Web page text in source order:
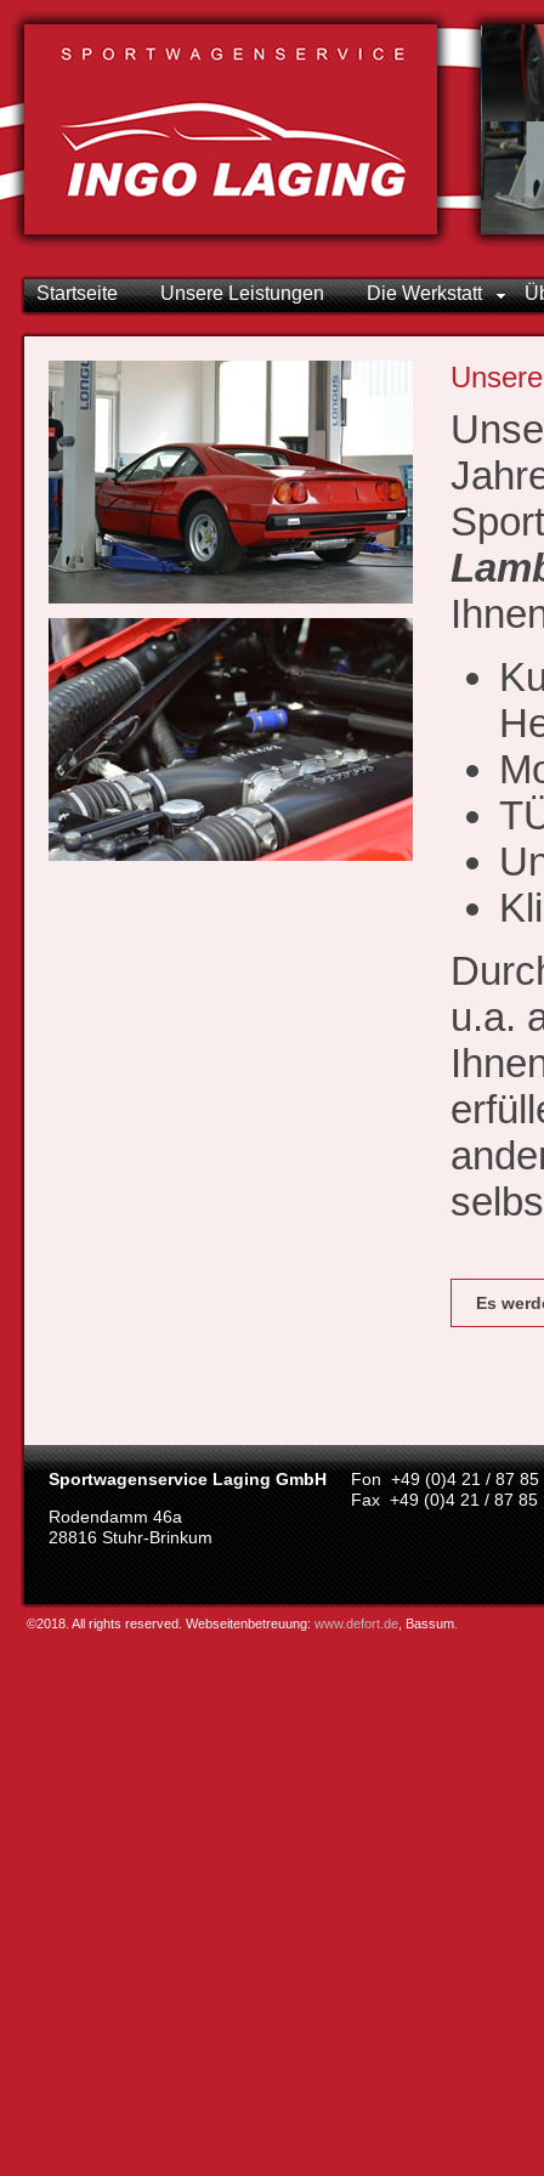
Startseite Unsere Leistungen Die Werkstatt
u.a.
Es
Sportwagenservice Laging GmbH
Rodendamm 46a
28816 Stuhr-Brinkum
Fon +49 (0)4 21 / 87 85
Fax +49 (0)4 21 / 87 85
©2018. All rights reserved. Webseitenbetreuung: www.defort.de , Bassum.